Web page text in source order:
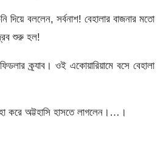
দিয়ে বললেন, সর্বনাশ! বেহালার বাজনার মতো
শুরু হল!
ক্র্যাব। ওই একোয়ারিয়ামে বসে বেহালা
করে অট্টহাসি হাসতে লাগলেন।…।